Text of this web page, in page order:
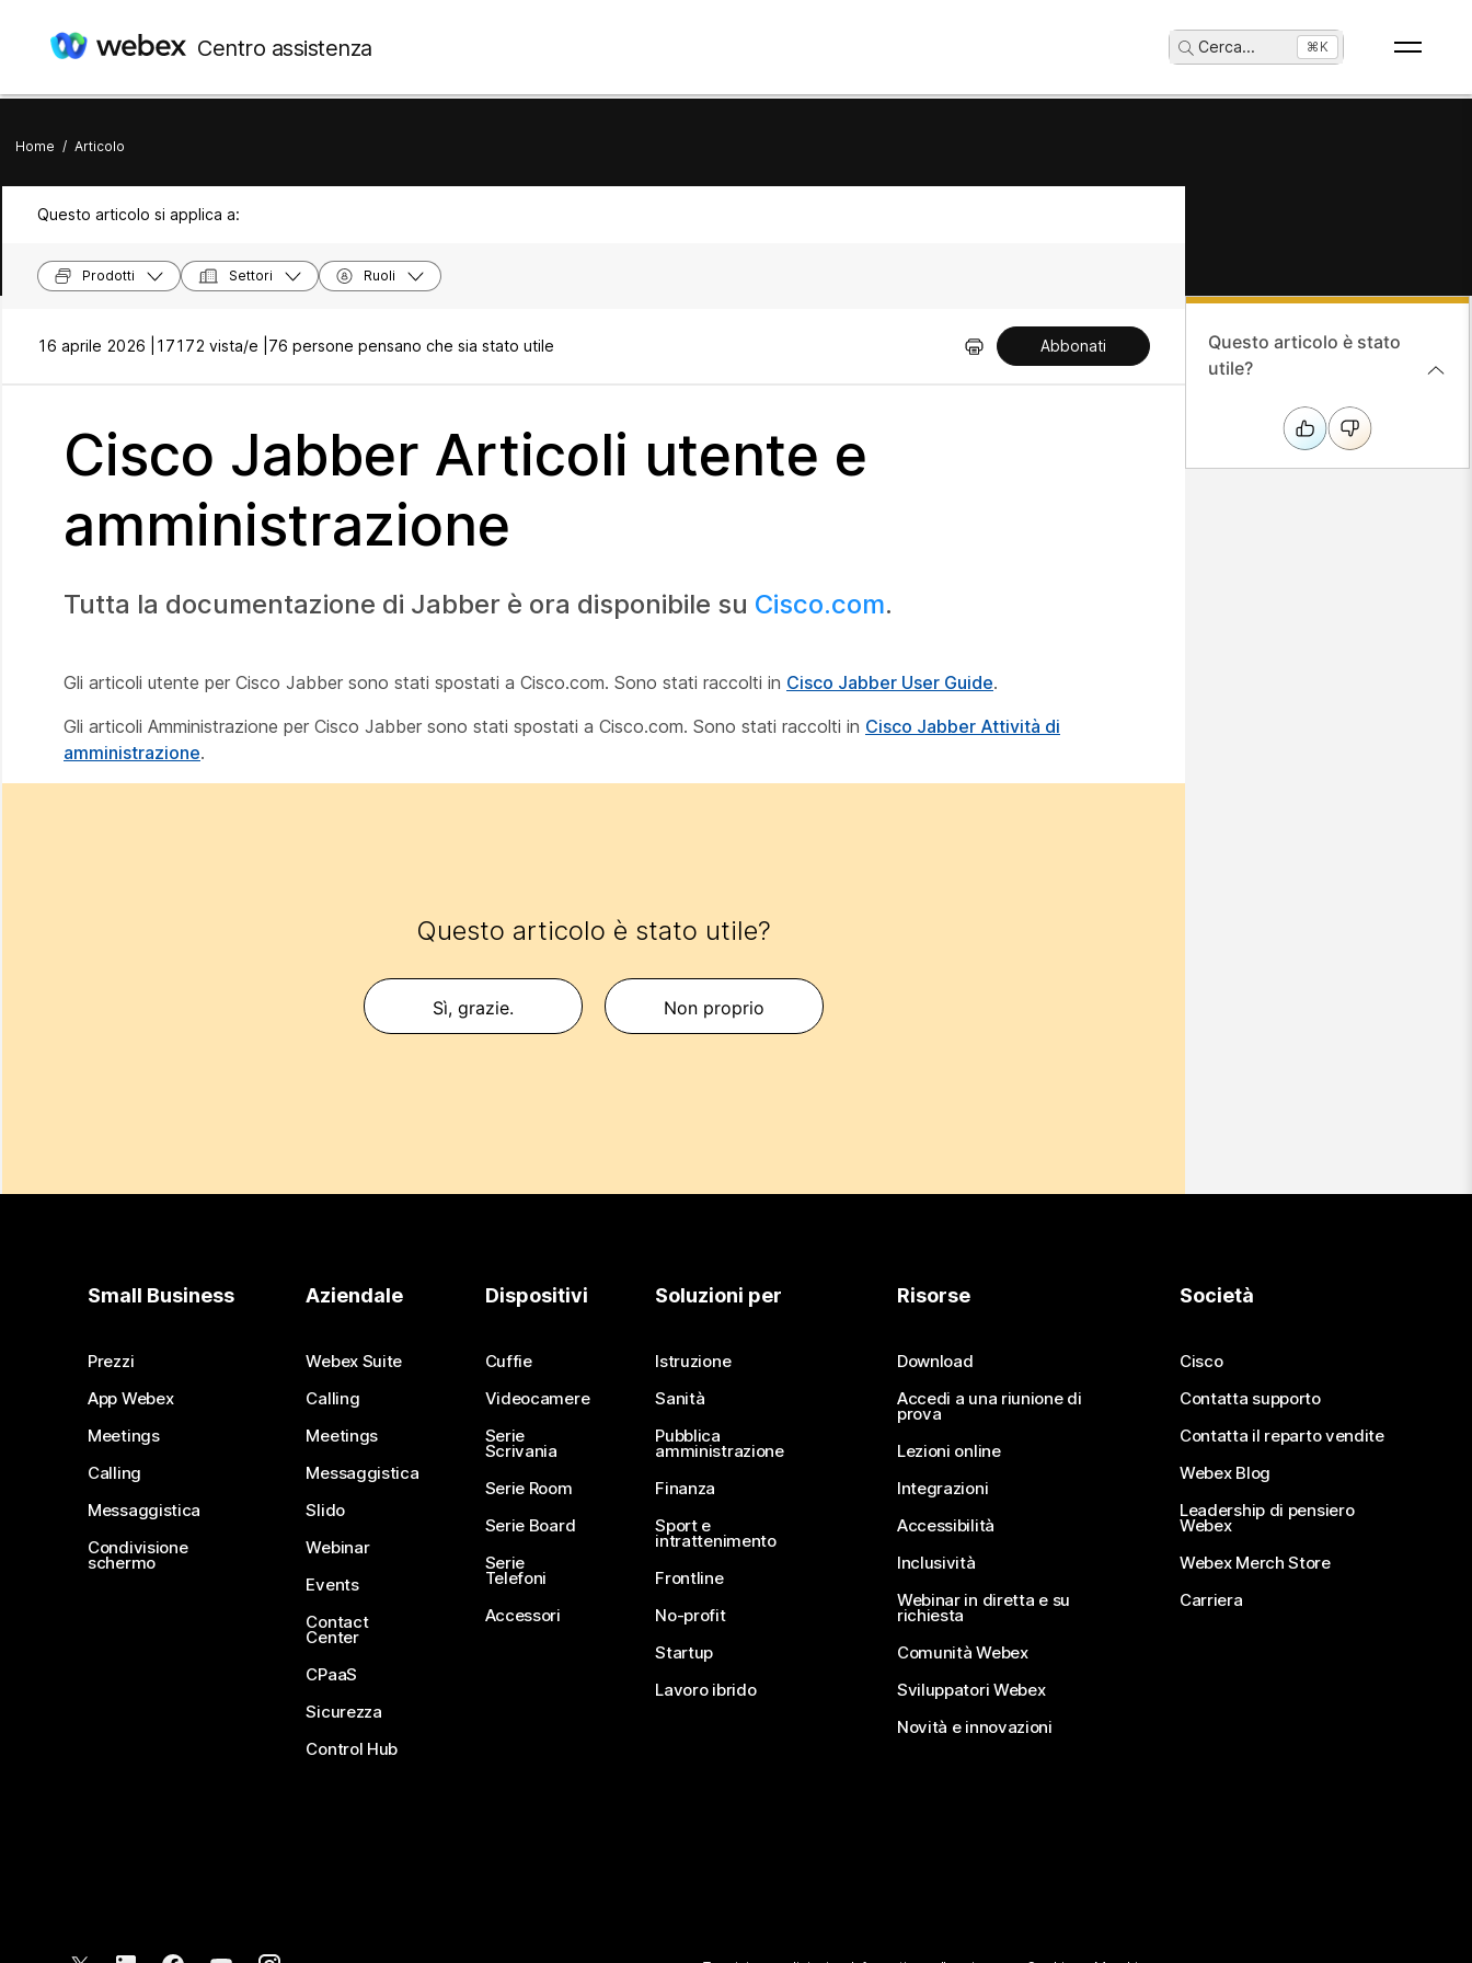
Centro assistenza Cerca... ⌘K
Home / Articolo
Questo articolo si applica a:
Prodotti Settori Ruoli
16 aprile 2026 | 17172 vista/e | 76 persone pensano che sia stato utile Abbonati
Cisco Jabber Articoli utente e
amministrazione
Tutta la documentazione di Jabber è ora disponibile su Cisco.com.
Gli articoli utente per Cisco Jabber sono stati spostati a Cisco.com. Sono stati raccolti in Cisco Jabber User Guide.
Gli articoli Amministrazione per Cisco Jabber sono stati spostati a Cisco.com. Sono stati raccolti in Cisco Jabber Attività di
amministrazione.
Questo articolo è stato utile?
Sì, grazie. Non proprio
Questo articolo è stato
utile?
Small Business
Prezzi
App Webex
Meetings
Calling
Messaggistica
Condivisione
schermo
Aziendale
Webex Suite
Calling
Meetings
Messaggistica
Slido
Webinar
Events
Contact
Center
CPaaS
Sicurezza
Control Hub
Dispositivi
Cuffie
Videocamere
Serie
Scrivania
Serie Room
Serie Board
Serie
Telefoni
Accessori
Soluzioni per
Istruzione
Sanità
Pubblica
amministrazione
Finanza
Sport e
intrattenimento
Frontline
No-profit
Startup
Lavoro ibrido
Risorse
Download
Accedi a una riunione di
prova
Lezioni online
Integrazioni
Accessibilità
Inclusività
Webinar in diretta e su
richiesta
Comunità Webex
Sviluppatori Webex
Novità e innovazioni
Società
Cisco
Contatta supporto
Contatta il reparto vendite
Webex Blog
Leadership di pensiero
Webex
Webex Merch Store
Carriera